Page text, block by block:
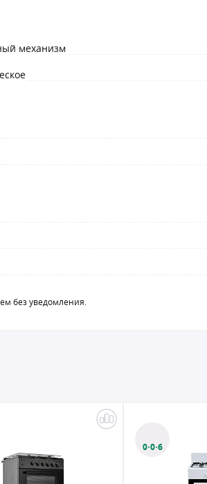
механизм
без уведомления.
0·0·12